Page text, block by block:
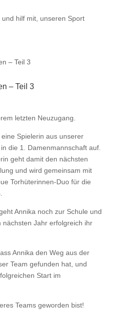
und hilf mit, unseren Sport
– Teil 3
letzten Neuzugang.
Spielerin aus unserer
die 1. Damenmannschaft auf.
geht damit den nächsten
und wird gemeinsam mit
Torhüterinnen-Duo für die
Annika noch zur Schule und
nächsten Jahr erfolgreich ihr
Annika den Weg aus der
Team gefunden hat, und
Start im
Teams geworden bist!